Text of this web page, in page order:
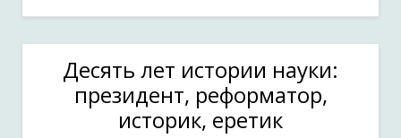
Десять лет истории науки:
президент, реформатор,
историк, еретик